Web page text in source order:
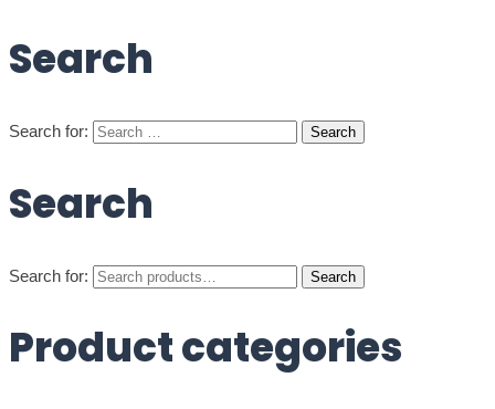
Search
Search for:
Search
Search for: Search
Product categories